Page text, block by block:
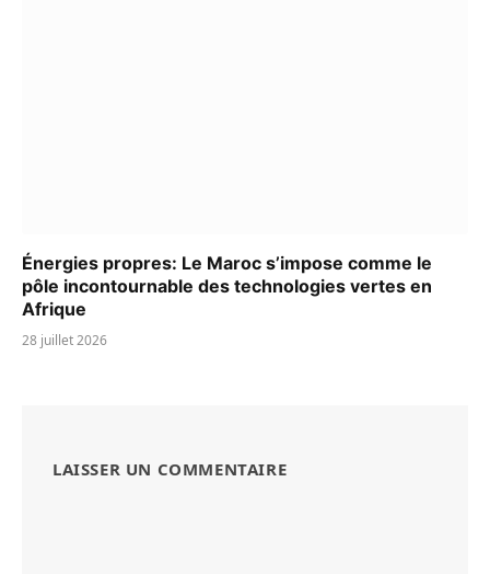
Énergies propres: Le Maroc s’impose comme le
pôle incontournable des technologies vertes en
Afrique
28 juillet 2026
LAISSER UN COMMENTAIRE